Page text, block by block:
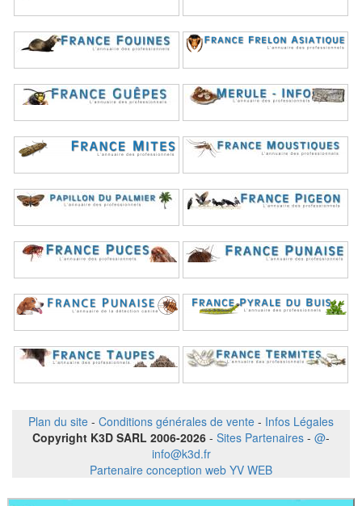
Plan du site - Conditions générales de vente - Infos Légales
Copyright K3D SARL 2006-2026 - Sites Partenaires - @-
info@k3d.fr
Partenaire conception web YV WEB